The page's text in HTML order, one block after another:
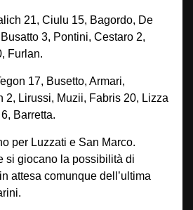
21, Ciulu 15, Bagordo, De
3, Pontini, Cestaro 2,
Furlan.
17, Busetto, Armari,
2, Lirussi, Muzii, Fabris 20, Lizza
Barretta.
per Luzzati e San Marco.
si giocano la possibilità di
attesa comunque dell’ultima